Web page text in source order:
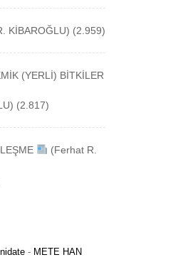
KİBAROĞLU) (2.959)
(YERLİ) BİTKİLER
(2.817)
(Ferhat R.
- METE HAN